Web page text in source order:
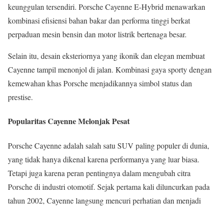
keunggulan tersendiri. Porsche Cayenne E-Hybrid menawarkan
kombinasi efisiensi bahan bakar dan performa tinggi berkat
perpaduan mesin bensin dan motor listrik bertenaga besar.
Selain itu, desain eksteriornya yang ikonik dan elegan membuat
Cayenne tampil menonjol di jalan. Kombinasi gaya sporty dengan
kemewahan khas Porsche menjadikannya simbol status dan
prestise.
Popularitas Cayenne Melonjak Pesat
Porsche Cayenne adalah salah satu SUV paling populer di dunia,
yang tidak hanya dikenal karena performanya yang luar biasa.
Tetapi juga karena peran pentingnya dalam mengubah citra
Porsche di industri otomotif. Sejak pertama kali diluncurkan pada
tahun 2002, Cayenne langsung mencuri perhatian dan menjadi